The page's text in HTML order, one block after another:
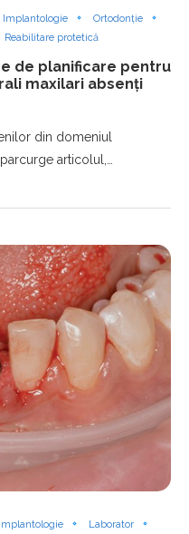
Implantologie
Ortodonție
Reabilitare protetică
de planificare pentru
maxilari absenți
din domeniul
articolul,…
Implantologie
Laborator